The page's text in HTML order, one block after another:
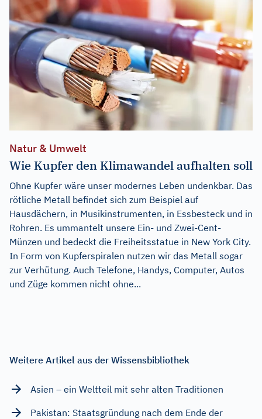
Natur & Umwelt
Wie Kupfer den Klimawandel aufhalten soll
Ohne Kupfer wäre unser modernes Leben undenkbar. Das
rötliche Metall befindet sich zum Beispiel auf
Hausdächern, in Musikinstrumenten, in Essbesteck und in
Rohren. Es ummantelt unsere Ein- und Zwei-Cent-
Münzen und bedeckt die Freiheitsstatue in New York City.
In Form von Kupferspiralen nutzen wir das Metall sogar
zur Verhütung. Auch Telefone, Handys, Computer, Autos
und Züge kommen nicht ohne...
Weitere Artikel aus der Wissensbibliothek
Asien – ein Weltteil mit sehr alten Traditionen
Pakistan: Staatsgründung nach dem Ende der